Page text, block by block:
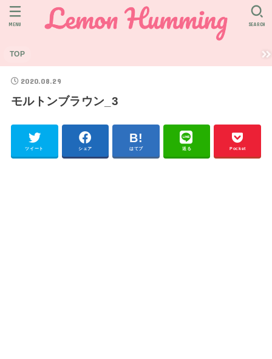
TOP
SEARCH
MENU
2020.08.29
モルトンブラウン_3
ツイート シェア はてブ 送る Pocket